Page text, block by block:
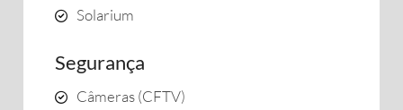
Solarium
Segurança
Câmeras (CFTV)